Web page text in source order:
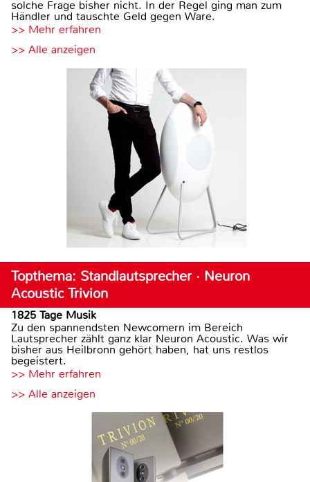
solche Frage bisher nicht. In der Regel ging man zum
Händler und tauschte Geld gegen Ware.
>> Mehr erfahren
>> Alle anzeigen
Topthema: Standlautsprecher · Neuron
Acoustic Trivion
1825 Tage Musik
Zu den spannendsten Newcomern im Bereich
Lautsprecher zählt ganz klar Neuron Acoustic. Was wir
bisher aus Heilbronn gehört haben, hat uns restlos
begeistert.
>> Mehr erfahren
>> Alle anzeigen